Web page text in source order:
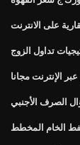
على الانترنت
تداول الزوج
الإنترنت مجانا
الصرف الأجنبي
الخام المخطط